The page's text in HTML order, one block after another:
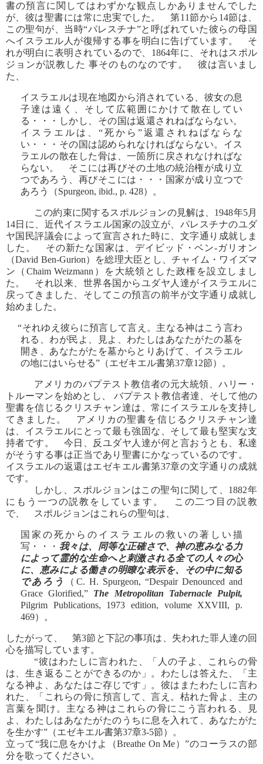
書の預言に関してはわずかな観点しかありませんでした
が、彼は聖書には常に忠実でした。 第11節から14節は、
この聖句が、当時“パレスチナ”と呼ばれていた彼らの母国
へイスラエル人が復帰する事を明白に告げています。 そ
れが明白に表明されているので、1864年に、それはスポル
ジョンが説教した 事そのものなのです。 彼は言いまし
た、
イスラエルは現在地図から消されている、彼女の息
子達は遠く、そして広範囲にかけて散在してい
る・・・しかし、その国は返還されねばならない。
イスラエルは、“死から”返還されねばならな
い・・・その国は認められなければならない。イス
ラエルの散在した骨は、一箇所に戻されなければな
らない。 そこには再びその土地の統治権が成り立
つであろう、再びそこには・・・国家が成り立つで
あろう（Spurgeon, ibid., p. 428）。
この約束に関するスポルジョンの見解は、1948年5月
14日に、近代イスラエル国家の設立が、パレスチナのユダ
ヤ国民評議会によって宣言された時に、文字通り成就しま
した。 その新たな国家は、デイビッド・ベン‐ガリオン
（David Ben-Gurion）を総理大臣とし、チャイム・ワイズマ
ン（Chaim Weizmann）を大統領とした政権を設立しまし
た。 それ以来、世界各国からユダヤ人達がイスラエルに
戻ってきました、そしてこの預言の前半が文字通り成就し
始めました。
“それゆえ彼らに預言して言え。主なる神はこう言わ
れる、わが民よ、見よ、わたしはあなたがたの墓を
開き、あなたがたを墓からとりあげて、イスラエル
の地にはいらせる”（エゼキエル書第37章12節）。
アメリカのバプテスト教信者の元大統領、ハリー・
トルーマンを始めとし、 バプテスト教信者達、そして他の
聖書を信じるクリスチャン達は、常にイスラエルを支持し
てきました。 アメリカの聖書を信じるクリスチャン達
は、イスラエルにとって最も強固な、そして最も堅実な支
持者です。 今日、反ユダヤ人達が何と言おうとも、私達
がそうする事は正当であり聖書にかなっているのです。
イスラエルの返還はエゼキエル書第37章の文字通りの成就
です。
しかし、スポルジョンはこの聖句に関して、1882年
にもう一つの説教をしています。 この二つ目の説教
で、 スポルジョンはこれらの聖句は、
国家の死からのイスラエルの救いの著しい描
写・・・ 我々は、同等な正確さで、神の恵みなる力
によって霊的な生命へと刺激される全ての人々の心
に、恵みによる働きの明瞭な表示を、その中に知る
であろう
（C. H. Spurgeon, “Despair Denounced and
Grace Glorified,” The Metropolitan Tabernacle Pulpit,
Pilgrim Publications, 1973 edition, volume XXVIII, p.
469）。
したがって、 第3節と下記の事項は、失われた罪人達の回
心を描写しています。
“彼はわたしに言われた、「人の子よ、これらの骨
は、生き返ることができるのか」。わたしは答えた、「主
なる神よ、あなたはご存じです」。彼はまたわたしに言わ
れた、「これらの骨に預言して、言え。枯れた骨よ、主の
言葉を聞け。主なる神はこれらの骨にこう言われる、見
よ、わたしはあなたがたのうちに息を入れて、あなたがた
を生かす”（エゼキエル書第37章3-5節）。
立って“我に息をかけよ（Breathe On Me）”のコーラスの部
分を歌ってください。